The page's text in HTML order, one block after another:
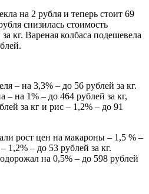
на 2 рубля и теперь стоит 69
снизилась стоимость
кг. Вареная колбаса подешевела
– на 3,3% – до 56 рублей за кг.
– на 1% – до 464 рублей за кг,
за кг и рис – 1,2% – до 91
рост цен на макароны – 1,5 % –
1,2% – до 53 рублей за кг.
на 0,5% – до 598 рублей